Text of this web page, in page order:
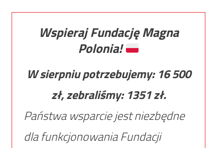
Wspieraj Fundację Magna
Polonia!
W sierpniu potrzebujemy: 16 500
zł, zebraliśmy: 1351zł.
Państwa wsparcie jest niezbędne
dla funkcjonowania Fundacji